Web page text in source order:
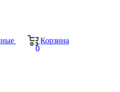
Корзина
0
0